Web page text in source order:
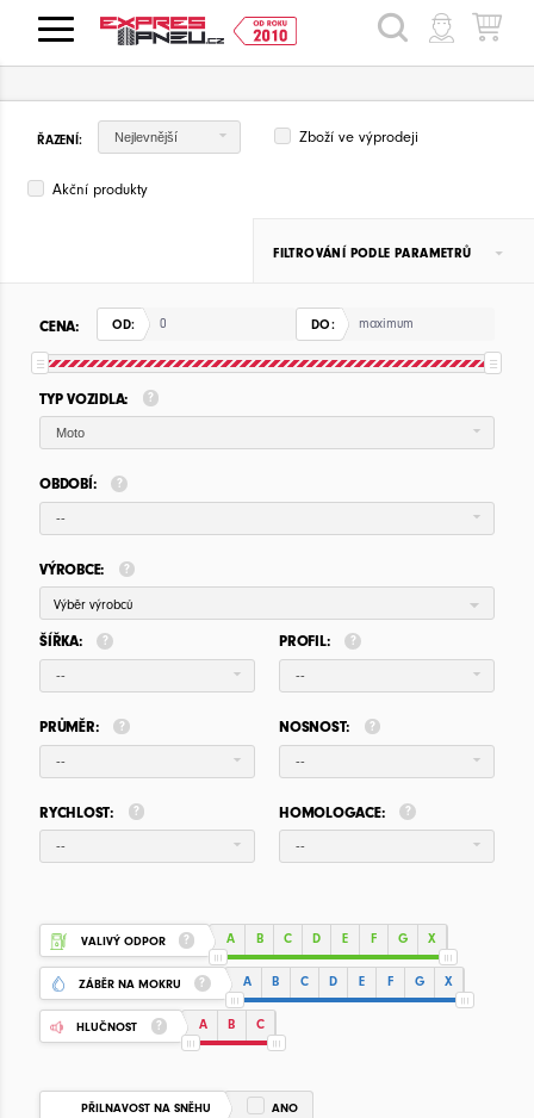
HLEDAT
ŘAZENÍ: Nejlevnější Zboží ve výprodeji
Akční produkty
FILTROVÁNÍ PODLE PARAMETRŮ
CENA: OD: DO:
TYP VOZIDLA:
Moto
OBDOBÍ:
--
VÝROBCE:
Výběr výrobců
ŠÍŘKA:
--
PROFIL:
--
PRŮMĚR:
--
NOSNOST:
--
RYCHLOST:
--
HOMOLOGACE:
--
VALIVÝ ODPOR A B C D E F G X
ZÁBĚR NA MOKRU A B C D E F G X
HLUČNOST A B C
PŘILNAVOST NA SNĚHU ANO